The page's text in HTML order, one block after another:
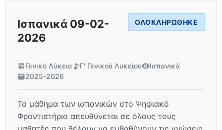
Ισπανικά 09-02-
2026
ΟΛΟΚΛΗΡΏΘΗΚΕ
Γενικό Λύκειο Γ' Γενικού Λυκείου
Ισπανικά
2025-2026
Το μάθημα των ισπανικών στο Ψηφιακό
Φροντιστήριο απευθύνεται σε όλους τους